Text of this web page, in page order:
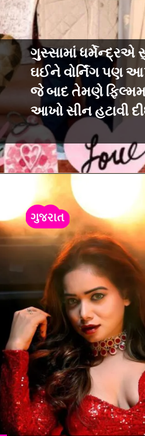
ગુસ્સામાં ધર્મેન્દ્રએ
ઘઈને વોર્નિંગ પણ
જે બાદ તેમણે
આખો સીન હટાવી